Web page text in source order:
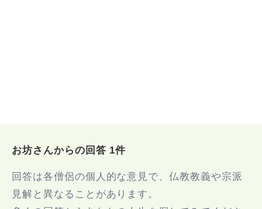
お坊さんからの回答 1件
回答は各僧侶の個人的な意見で、仏教教義や宗派
見解と異なることがあります。